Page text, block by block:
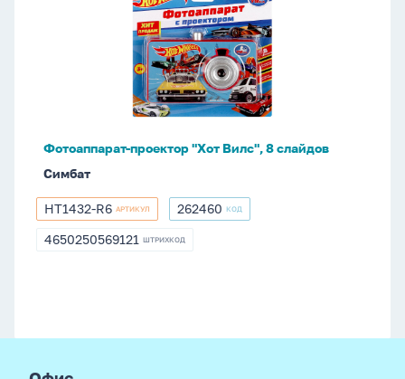
Фотоаппарат-проектор "Хот Вилс", 8 слайдов
Симбат
HT1432-
R6
HT1432-R6 АРТИКУЛ 262460
262460 КОД
4650250569121
4650250569121 ШТРИХКОД